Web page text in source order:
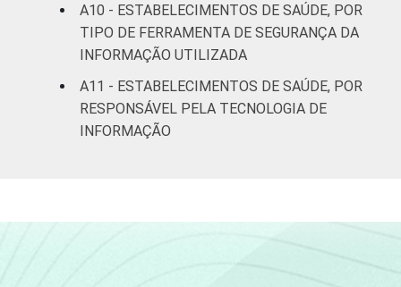
A10 - ESTABELECIMENTOS DE SAÚDE, POR
TIPO DE FERRAMENTA DE SEGURANÇA DA
INFORMAÇÃO UTILIZADA
A11 - ESTABELECIMENTOS DE SAÚDE, POR
RESPONSÁVEL PELA TECNOLOGIA DE
INFORMAÇÃO